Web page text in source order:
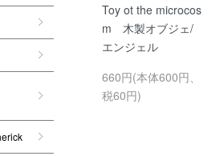
Toy ot the microcos
m 木製オブジェ/
エンジェル
660円(本体600円、
税60円)